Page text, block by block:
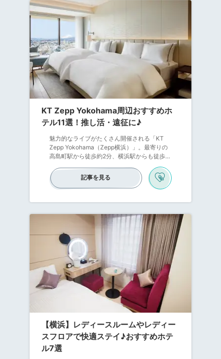
浜の街並みを眺めながら、朝食・アフタヌー
ンティー・カクテルなどを無料で楽しめます
よ♪ぜひワンランク上の優雅なホテルステイを
体験しましょう！
KT Zepp Yokohama周辺おすすめホ
テル11選！推し活・遠征に♪
魅力的なライブがたくさん開催される「KT
Zepp Yokohama（Zepp横浜）」。最寄りの
高島町駅から徒歩約2分、横浜駅からも徒歩圏
2,000人以上が入れるキャパで、大盛り上が
り間違いなし！本記事でご紹介する徒歩圏内
のホテルなら、遠征時の荷物を預けて身軽に
すよ♪おしゃれなインテリアやこだわり朝食な
ど、ライブだけでなくホテルステイも全力で
楽しみましょう！
記事を見る
【横浜】レディースルームやレディー
スフロアで快適ステイ♪おすすめホテ
ル7選